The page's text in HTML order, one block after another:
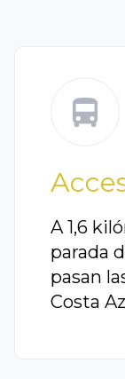
A 1,6
parada
pasan
Costa